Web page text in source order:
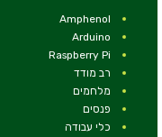
Amphenol
Arduino
Raspberry Pi
רב מודד
מלחמים
פנסים
כלי עבודה